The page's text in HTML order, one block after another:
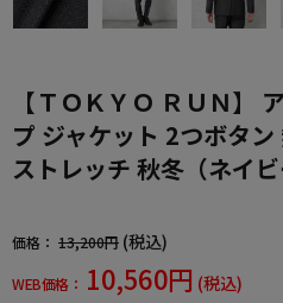
【ＴＯＫＹＯ ＲＵＮ】
プ ジャケット 2つボタ
ストレッチ 秋冬（ネイビ
価格： 13,200円 (税込)
WEB価格： 10,560円 (税込)